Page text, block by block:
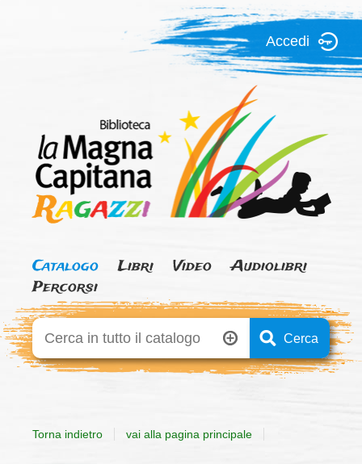
Accedi
Magna
Capitana
Ragazzi
Catalogo Libri Video
Audiolibri
Percorsi
Cerca su "Catalogo"
Ricerca avanzata
Cerca
Torna indietro vai alla pagina principale